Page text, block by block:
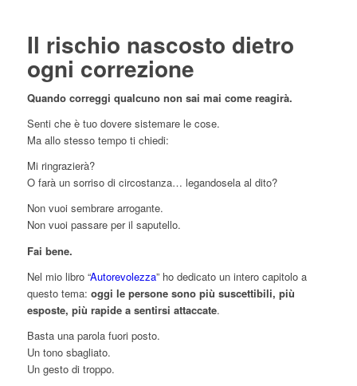
Il rischio nascosto dietro
ogni correzione
Quando correggi qualcuno non sai mai come reagirà.
Senti che è tuo dovere sistemare le cose.
Ma allo stesso tempo ti chiedi:
Mi ringrazierà?
O farà un sorriso di circostanza… legandosela al dito?
Non vuoi sembrare arrogante.
Non vuoi passare per il saputello.
Fai bene.
Nel mio libro “Autorevolezza” ho dedicato un intero capitolo a
questo tema: oggi le persone sono più suscettibili, più
esposte, più rapide a sentirsi attaccate.
Basta una parola fuori posto.
Un tono sbagliato.
Un gesto di troppo.